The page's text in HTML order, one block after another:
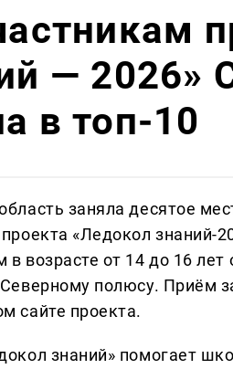
— 2026»
в топ-10
заняла десятое
«Ледокол знаний-
в возрасте от 14 до 16
полюсу. Приём
сайте проекта.
знаний» помогает